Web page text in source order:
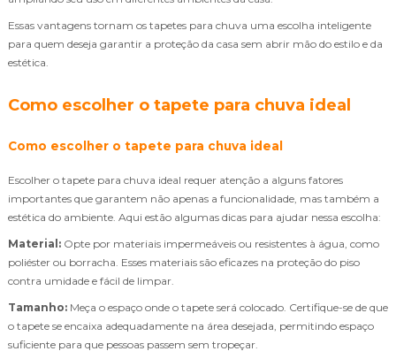
Essas vantagens tornam os tapetes para chuva uma escolha inteligente
para quem deseja garantir a proteção da casa sem abrir mão do estilo e da
estética.
Como escolher o tapete para chuva ideal
Como escolher o tapete para chuva ideal
Escolher o tapete para chuva ideal requer atenção a alguns fatores
importantes que garantem não apenas a funcionalidade, mas também a
estética do ambiente. Aqui estão algumas dicas para ajudar nessa escolha:
Material: Opte por materiais impermeáveis ou resistentes à água, como
poliéster ou borracha. Esses materiais são eficazes na proteção do piso
contra umidade e fácil de limpar.
Tamanho: Meça o espaço onde o tapete será colocado. Certifique-se de que
o tapete se encaixa adequadamente na área desejada, permitindo espaço
suficiente para que pessoas passem sem tropeçar.